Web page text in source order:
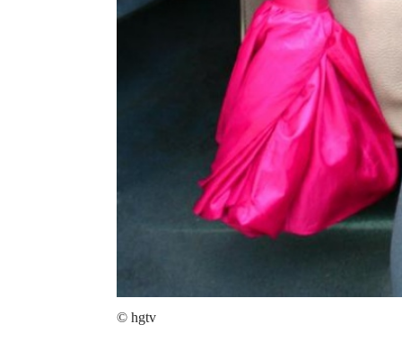
© hgtv